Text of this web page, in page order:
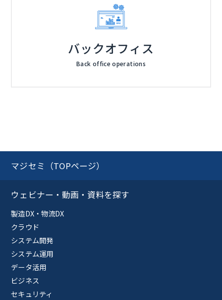
バックオフィス
Back office operations
マジセミ（TOPページ）
ウェビナー・動画・資料を探す
製造DX・物流DX
クラウド
システム開発
システム運用
データ活用
ビジネス
セキュリティ